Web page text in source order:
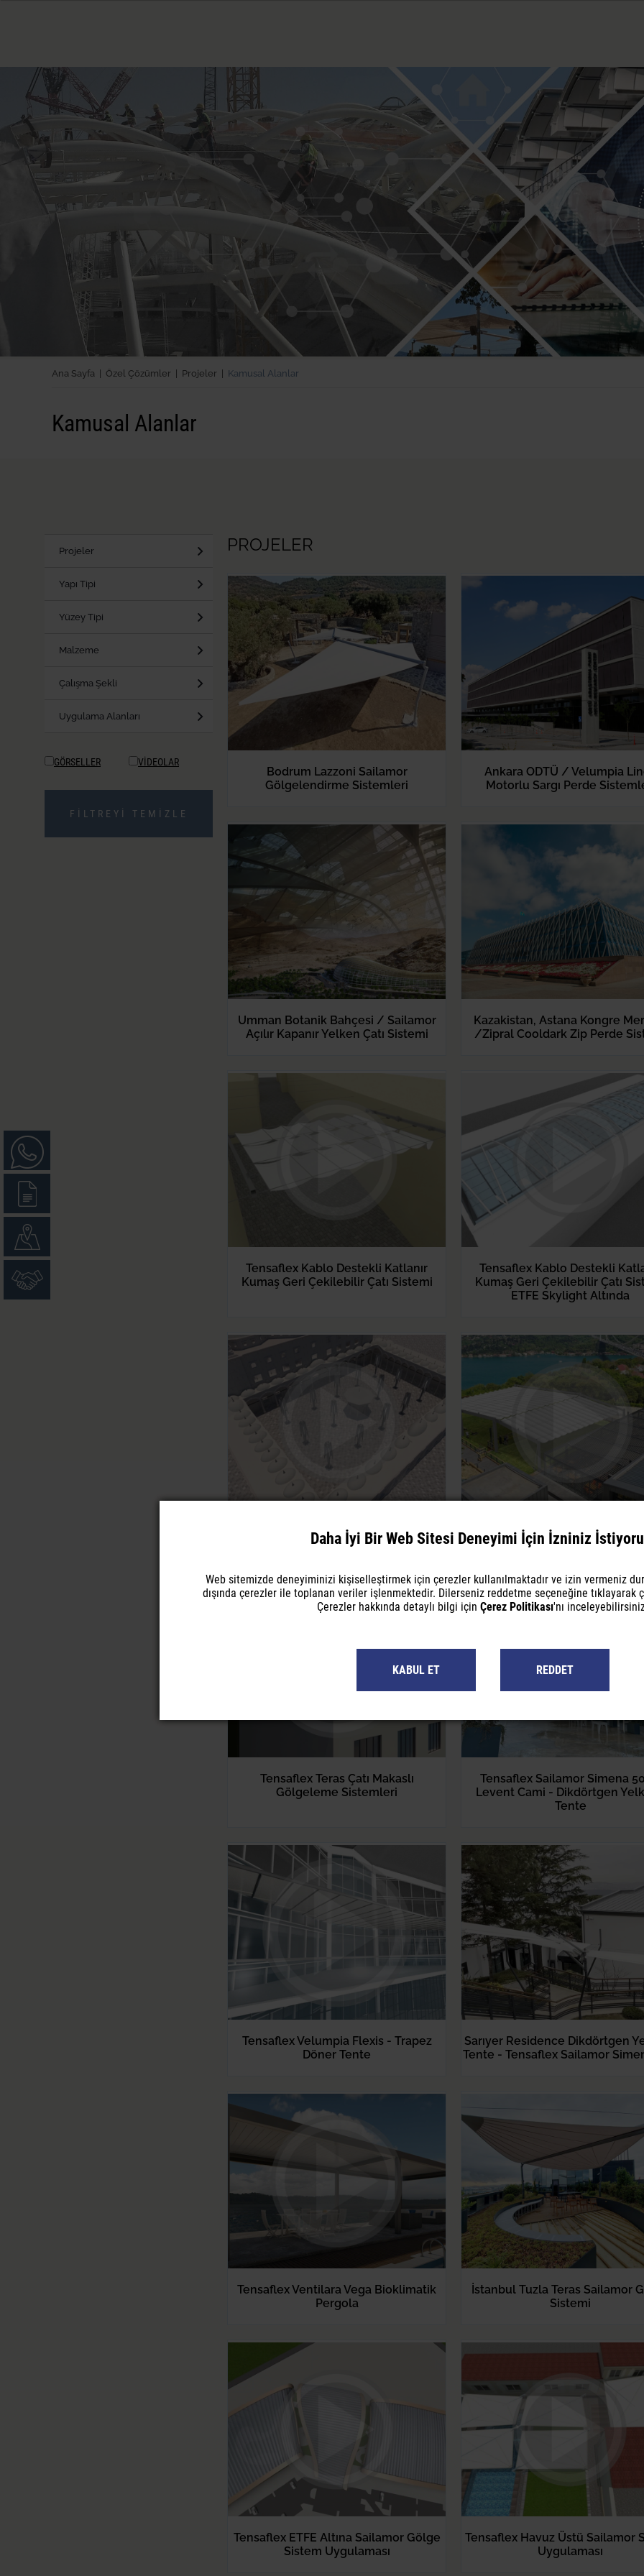
Ana Sayfa | Özel Çözümler | Projeler | Kamusal Alanlar
Kamusal Alanlar
Projeler
Yapı Tipi
Yüzey Tipi
Malzeme
Çalışma Şekli
Uygulama Alanları
GÖRSELLER VİDEOLAR
FİLTREYİ TEMİZLE
PROJELER
Bodrum Lazzoni Sailamor
Gölgelendirme Sistemleri
Ankara ODTÜ / Velumpia
Motorlu Sargı Perde
Umman Botanik Bahçesi / Sailamor
Açılır Kapanır Yelken Çatı Sistemi
Kazakistan, Astana Kongre
/Zipral Cooldark Zip Perde
Tensaflex Kablo Destekli Katlanır
Kumaş Geri Çekilebilir Çatı Sistemi
Tensaflex Kablo Destekli
Kumaş Geri Çekilebilir Çatı
ETFE Skylight Altında
Tensaflex Cami Avlusu Mafsallı
Şemsiye Gölgelik Sistemi
Tensaflex Bahçe Alanı Kablo
Açılır Kapanır Gölge
Tensaflex Teras Çatı Makaslı
Gölgeleme Sistemleri
Tensaflex Sailamor Simena
Levent Cami - Dikdörtgen
Tente
Tensaflex Velumpia Flexis - Trapez
Döner Tente
Sarıyer Residence Dikdörtgen
Tente - Tensaflex Sailamor
Tensaflex Ventilara Vega Bioklimatik
Pergola
İstanbul Tuzla Teras Sailamor
Sistemi
Tensaflex ETFE Altına Sailamor Gölge
Sistem Uygulaması
Tensaflex Havuz Üstü Sailamor
Uygulaması
Daha İyi Bir Web Sitesi Deneyimi İçin İzniniz
Web sitemizde deneyiminizi kişiselleştirmek için çerezler kullanılmaktadır ve izin vermeniz
dışında çerezler ile toplanan veriler işlenmektedir. Dilerseniz reddetme seçeneğine tıklayarak
Çerezler hakkında detaylı bilgi içinÇerez Politikası'nı
KABUL ET REDDET